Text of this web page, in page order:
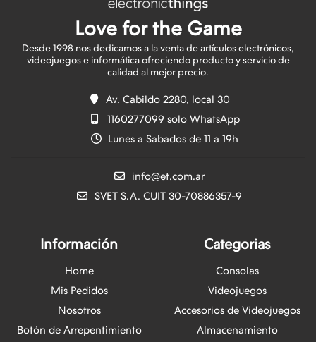
Love for the Game
Desde 1998 nos dedicamos a la venta de artículos electrónicos,
videojuegos e informática ofreciendo producto y servicio de
Av. Cabildo 2280, local 30
1160277099 solo WhatsApp
Lunes a Sabados de 11 a 19h
info@et.com.ar
SVET S.A. CUIT 30-70886357-9
Información
Home
Mis Pedidos
Nosotros
Botón de Arrepentimiento
Categorias
Consolas
Videojuegos
Accesorios de Videojuegos
Almacenamiento